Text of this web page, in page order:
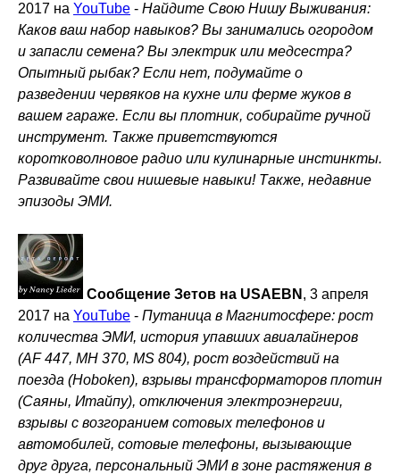
2017 на YouTube - Найдите Свою Нишу Выживания:
Каков ваш набор навыков? Вы занимались огородом
и запасли семена? Вы электрик или медсестра?
Опытный рыбак? Если нет, подумайте о
разведении червяков на кухне или ферме жуков в
вашем гараже. Если вы плотник, собирайте ручной
инструмент. Также приветствуются
коротковолновое радио или кулинарные инстинкты.
Развивайте свои нишевые навыки! Также, недавние
эпизоды ЭМИ.
Сообщение Зетов на USAEBN , 3 апреля
2017 на YouTube - Путаница в Магнитосфере: рост
количества ЭМИ, история упавших авиалайнеров
(AF 447, MH 370, MS 804), рост воздействий на
поезда (Hoboken), взрывы трансформаторов плотин
(Саяны, Итайпу), отключения электроэнергии,
взрывы с возгоранием сотовых телефонов и
автомобилей, сотовые телефоны, вызывающие
друг друга, персональный ЭМИ в зоне растяжения в